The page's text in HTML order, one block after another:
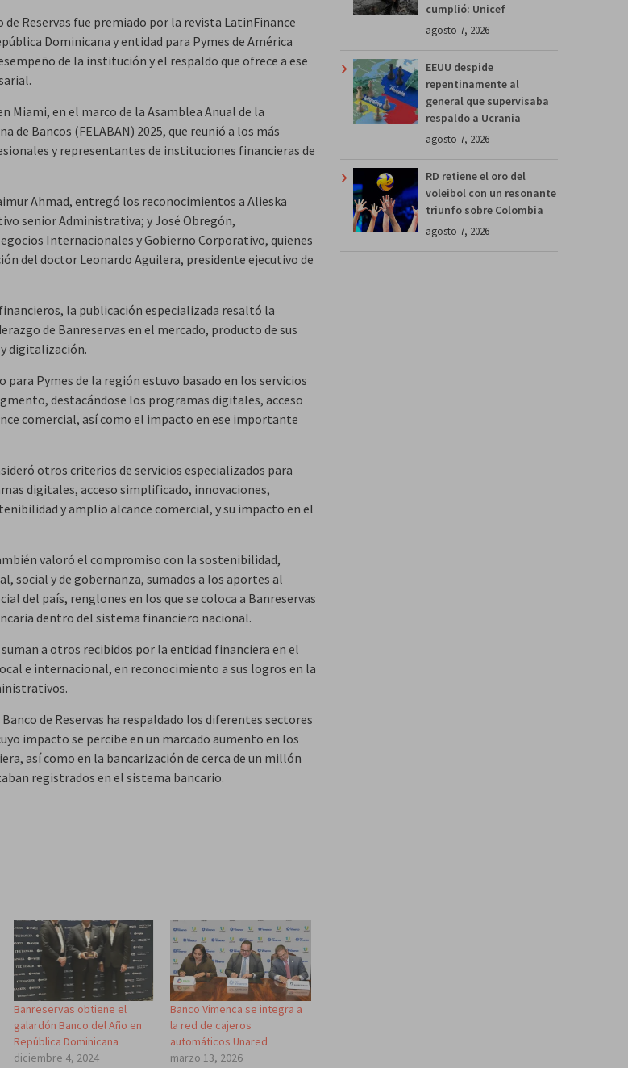
de Reservas fue premiado por la revista LatinFinance
Dominicana y entidad para Pymes de América
de la institución y el respaldo que ofrece a ese
Miami, en el marco de la Asamblea Anual de la
de Bancos (FELABAN) 2025, que reunió a los más
y representantes de instituciones financieras de
Ahmad, entregó los reconocimientos a Alieska
senior Administrativa; y José Obregón,
Internacionales y Gobierno Corporativo, quienes
del doctor Leonardo Aguilera, presidente ejecutivo de
la publicación especializada resaltó la
de Banreservas en el mercado, producto de sus
digitalización.
para Pymes de la región estuvo basado en los servicios
destacándose los programas digitales, acceso
comercial, así como el impacto en ese importante
otros criterios de servicios especializados para
digitales, acceso simplificado, innovaciones,
y amplio alcance comercial, y su impacto en el
valoró el compromiso con la sostenibilidad,
social y de gobernanza, sumados a los aportes al
del país, renglones en los que se coloca a Banreservas
dentro del sistema financiero nacional.
a otros recibidos por la entidad financiera en el
e internacional, en reconocimiento a sus logros en la
de Reservas ha respaldado los diferentes sectores
impacto se percibe en un marcado aumento en los
así como en la bancarización de cerca de un millón
registrados en el sistema bancario.
Banreservas obtiene el
galardón Banco del Año en
República Dominicana
diciembre 4, 2024
Banco Vimenca se integra a
la red de cajeros
automáticos Unared
marzo 13, 2026
cumplió: Unicef
agosto 7, 2026
EEUU despide
repentinamente al
general que supervisaba
respaldo a Ucrania
agosto 7, 2026
RD retiene el oro del
voleibol con un resonante
triunfo sobre Colombia
agosto 7, 2026